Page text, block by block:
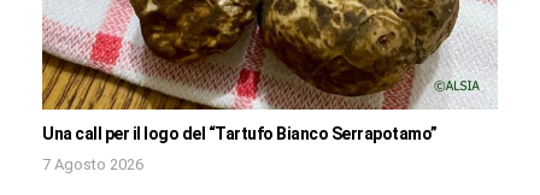
Una call per il logo del “Tartufo Bianco Serrapotamo”
7 Agosto 2026